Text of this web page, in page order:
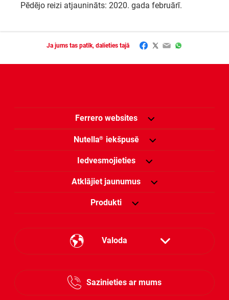
Pēdējo reizi atjaunināts: 2020. gada februārī.
Ja jums tas patīk, dalieties tajā Facebook
Twitter
EmailWhatsApp
Ferrero websites
Nutella® iekšpusē
Iedvesmojieties
Atklājiet jaunumus
Produkti
Valoda
Estonian
Sazinieties ar mums